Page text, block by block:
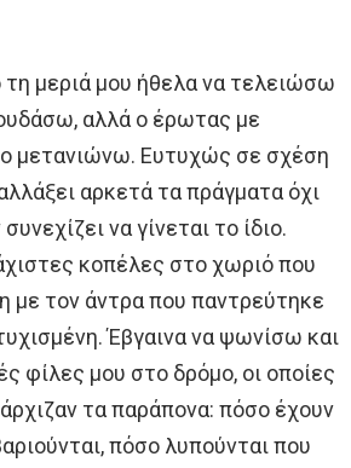
μεριά μου ήθελα να τελειώσω
αλλά ο έρωτας με
μετανιώνω. Ευτυχώς σε σχέση
αρκετά τα πράγματα όχι
να γίνεται το ίδιο.
κοπέλες στο χωριό που
με τον άντρα που παντρεύτηκε
Έβγαινα να ψωνίσω και
φίλες μου στο δρόμο, οι οποίες
τα παράπονα: πόσο έχουν
πόσο λυπούνται που